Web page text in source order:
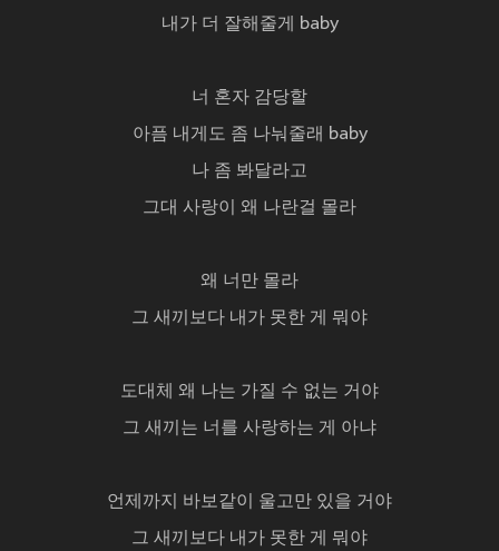
내가 더 잘해줄게 baby
너 혼자 감당할
아픔 내게도 좀 나눠줄래 baby
나 좀 봐달라고
그대 사랑이 왜 나란걸 몰라
왜 너만 몰라
그 새끼보다 내가 못한 게 뭐야
도대체 왜 나는 가질 수 없는 거야
그 새끼는 너를 사랑하는 게 아냐
언제까지 바보같이 울고만 있을 거야
그 새끼보다 내가 못한 게 뭐야